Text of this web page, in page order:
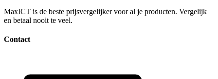
MaxICT is de beste prijsvergelijker voor al je producten. Vergelijk
en betaal nooit te veel.
Contact